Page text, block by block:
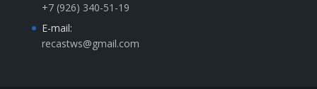
+7 (926) 340-51-19
E-mail:
recastws@gmail.com